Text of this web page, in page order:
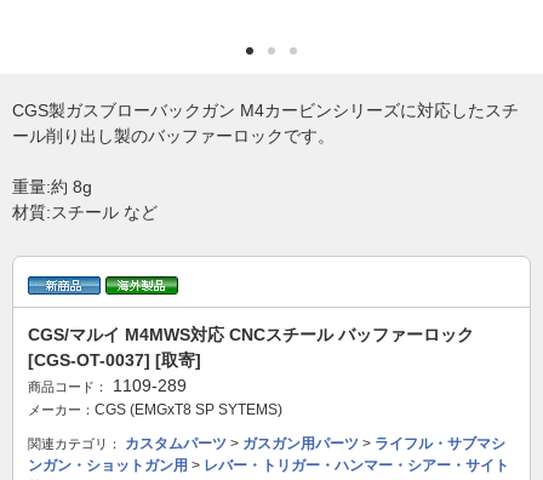
CGS製ガスブローバックガン M4カービンシリーズに対応したスチ
ール削り出し製のバッファーロックです。
重量:約 8g
材質:スチール など
CGS/マルイ M4MWS対応 CNCスチール バッファーロック
[CGS-OT-0037] [取寄]
商品コード： 1109-289
メーカー： CGS (EMGxT8 SP SYTEMS)
関連カテゴリ： カスタムパーツ > ガスガン用パーツ > ライフル・サブマシ
ンガン・ショットガン用 > レバー・トリガー・ハンマー・シアー・サイト